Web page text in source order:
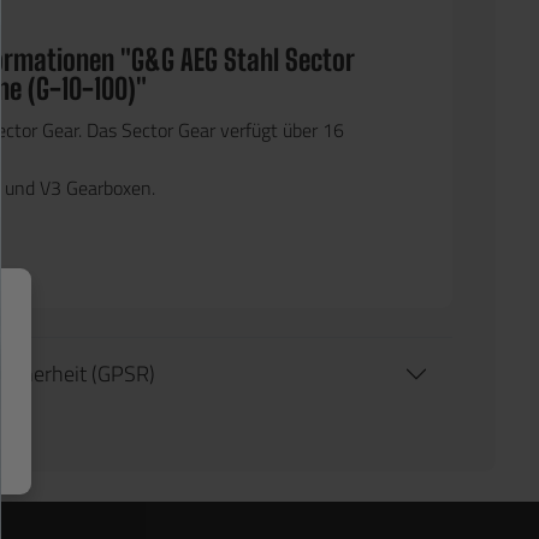
"G&G AEG Stahl Sector
(G-10-100)"
Gear. Das Sector Gear verfügt über 16
und V3 Gearboxen.
(GPSR)